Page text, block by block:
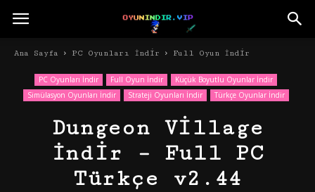
Ana Sayfa PC Oyunları İndir Full Oyun İndir
PC Oyunları İndir Full Oyun İndir
Küçük Boyutlu Oyunlar İndir
Simülasyon Oyunları İndir
Strateji Oyunları İndir Türkçe Oyunlar İndir
Dungeon Village
İndir – Full PC
Türkçe v2.44